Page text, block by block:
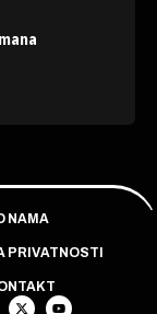
NAMA
PRIVATNOSTI